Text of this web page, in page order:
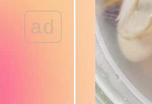
หมูad